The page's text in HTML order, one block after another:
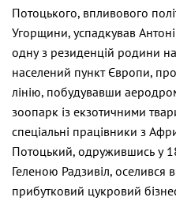
Потоцького, впливового
Угорщини, успадкував
одну з резиденцій родини
населений пункт Європи,
лінію, побудувавши
зоопарк із екзотичними
спеціальні працівники з
Потоцький, одружившись у
Геленою Радзивіл, оселився
прибутковий цукровий